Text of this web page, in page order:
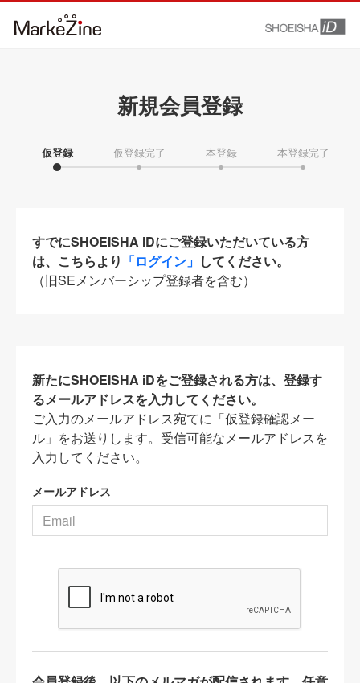
新規会員登録
仮登録 仮登録完了 本登録 本登録完了
すでにSHOEISHA iDにご登録いただいている方
は、こちらより 「ログイン」 してください。
（旧SEメンバーシップ登録者を含む）
新たにSHOEISHA iDをご登録される方は、登録す
るメールアドレスを入力してください。
ご入力のメールアドレス宛てに「仮登録確認メー
ル」をお送りします。受信可能なメールアドレスを
入力してください。
メールアドレス